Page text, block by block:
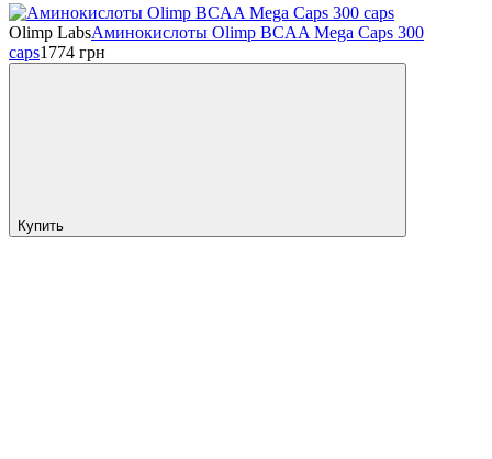
Olimp LabsАминокислоты Olimp BCAA Mega Caps 300
caps1774 грн
Купить